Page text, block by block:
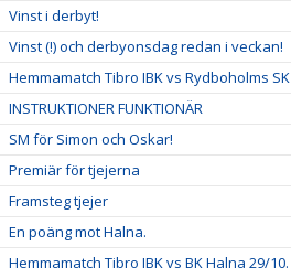
Vinst i derbyt!
Vinst (!) och derbyonsdag redan i veckan!
Hemmamatch Tibro IBK vs Rydboholms SK
INSTRUKTIONER FUNKTIONÄR
SM för Simon och Oskar!
Premiär för tjejerna
Framsteg tjejer
En poäng mot Halna.
Hemmamatch Tibro IBK vs BK Halna 29/10.